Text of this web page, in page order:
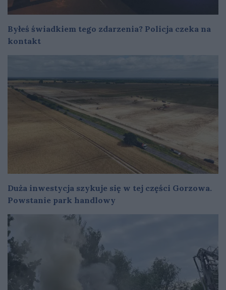
Byłeś świadkiem tego zdarzenia? Policja czeka na
kontakt
Duża inwestycja szykuje się w tej części Gorzowa.
Powstanie park handlowy